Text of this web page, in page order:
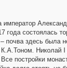
состоялась
почва здесь была
постройки